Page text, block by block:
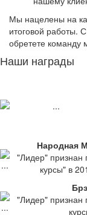
Мы нацелены на
итоговой работы.
обретете команду
Наши награды
Народная
"Лидер" признан
курсы" в
"Лидер" признан